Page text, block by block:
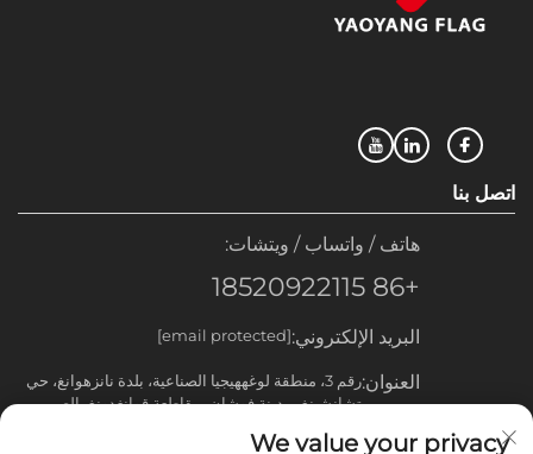
اتصل بنا
هاتف / واتساب / ويتشات:
+86 18520922115
البريد الإلكتروني:[email protected]
العنوان:
رقم 3، منطقة لوغههيجيا الصناعية، بلدة نانزهوانغ، حي
تشانشينغ، مدينة فوشان، مقاطعة قوانغدونغ، الصين
روابط سريعة
We value your privacy